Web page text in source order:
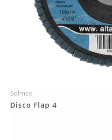
Pinturas / Adhesivos
Solmax
Disco Flap 4